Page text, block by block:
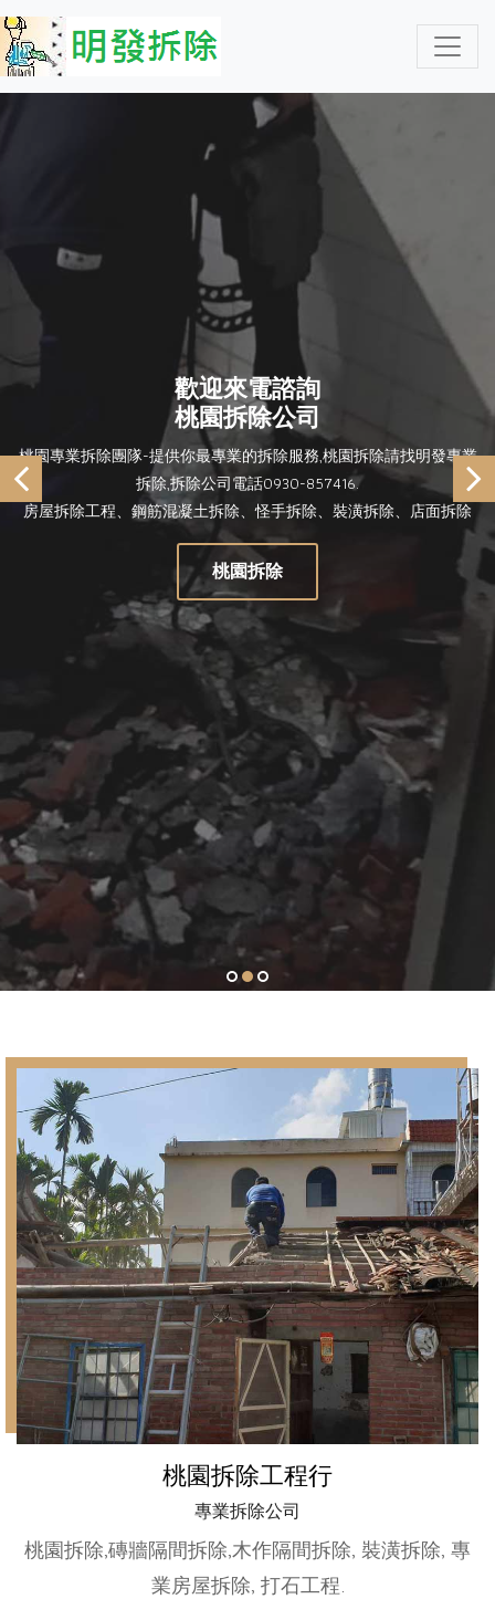
歡迎來電諮詢
桃園拆除公司
桃園專業拆除團隊-提供你最專業的拆除服務,桃園拆除請找明發專業
拆除,拆除公司電話0930-857416.
房屋拆除工程、鋼筋混凝土拆除、怪手拆除、裝潢拆除、店面拆除
桃園拆除
1 2 3
桃園拆除工程行
專業拆除公司
桃園拆除,磚牆隔間拆除,木作隔間拆除, 裝潢拆除, 專
業房屋拆除, 打石工程.